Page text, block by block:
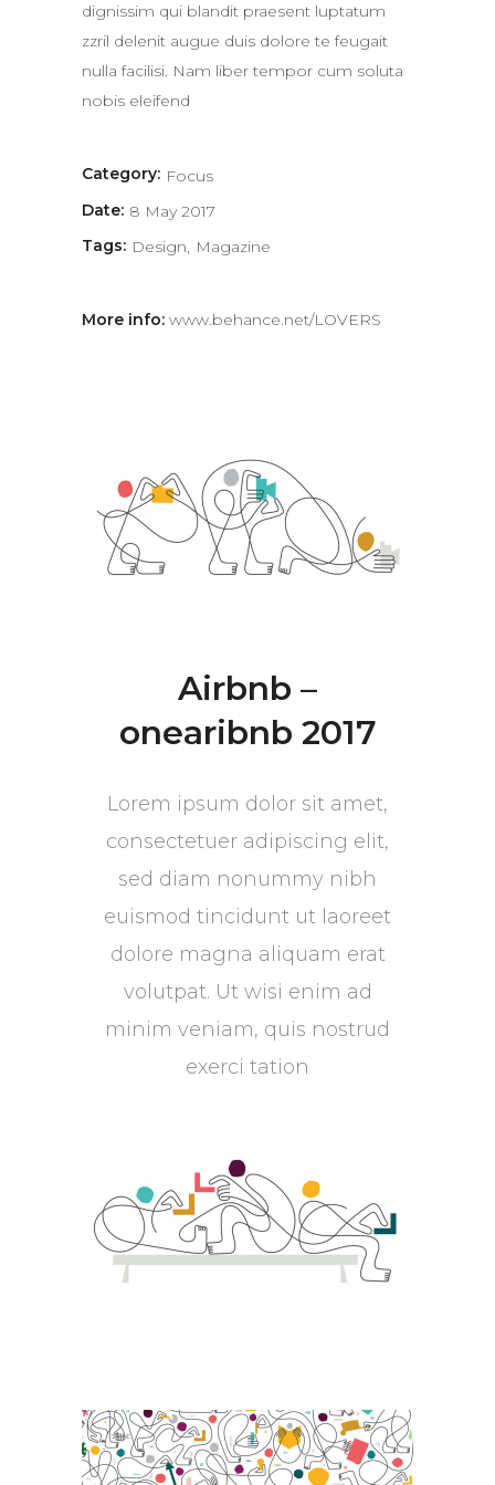
dignissim qui blandit praesent luptatum
zzril delenit augue duis dolore te feugait
nulla facilisi. Nam liber tempor cum soluta
nobis eleifend
Category: Focus
Date: 8 May 2017
Tags: Design Magazine
More info: www.behance.net/LOVERS
Airbnb –
onearibnb 2017
Lorem ipsum dolor sit amet,
consectetuer adipiscing elit,
sed diam nonummy nibh
euismod tincidunt ut laoreet
dolore magna aliquam erat
volutpat. Ut wisi enim ad
minim veniam, quis nostrud
exerci tation